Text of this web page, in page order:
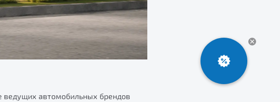
ведущих автомобильных брендов